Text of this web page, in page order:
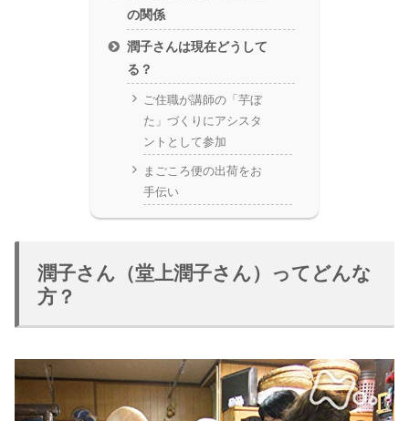
の関係
潤子さんは現在どうして
る？
ご住職が講師の「芋ぼ
た」づくりにアシスタ
ントとして参加
まごころ便の出荷をお
手伝い
潤子さん（堂上潤子さん）ってどんな
方？